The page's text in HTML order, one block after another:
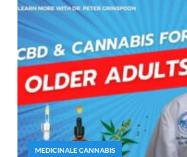
MEDICINALE CANNABIS